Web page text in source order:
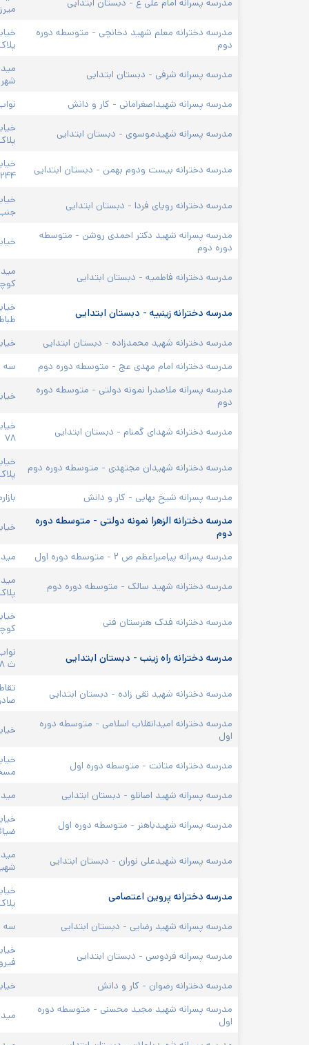
مدرسه پسرانه امام علی ع - دبستان ابتدایی
مدرسه دخترانه معلم شهید دخانچی - متوسطه دوره
دوم
پلاک
مدرسه پسرانه شرفی - دبستان ابتدایی
مدرسه پسرانه شهیداصغرامانی - کار و دانش
مدرسه پسرانه شهیدموسوی - دبستان ابتدایی
پلاک۳/
مدرسه دخترانه بیست ودوم بهمن - دبستان ابتدایی
۲۴۴
مدرسه دخترانه رویای فردا - دبستان ابتدایی
مدرسه پسرانه شهید دکتر احمدی روشن - متوسطه
دوره دوم
مدرسه دخترانه فاطمیه - دبستان ابتدایی
مدرسه دخترانه زینبیه - دبستان ابتدایی
مدرسه دخترانه شهید محمدزاده - دبستان ابتدایی
مدرسه دخترانه امام مهدی عج - متوسطه دوره دوم
سه
مدرسه پسرانه ملاصدرا نمونه دولتی - متوسطه دوره
دوم
مدرسه دخترانه شهدای گمنام - دبستان ابتدایی
۷۸
مدرسه دخترانه شهیدان مجتهدی - متوسطه دوره دوم
مدرسه پسرانه شیخ بهایی - کار و دانش
مدرسه دخترانه الزهرا نمونه دولتی - متوسطه دوره
دوم
مدرسه پسرانه پیامبراعظم ص ۲ - متوسطه دوره اول
مدرسه دخترانه شهید سالک - متوسطه دوره دوم پلاک
مدرسه دخترانه فدک هنرستان فنی
مدرسه دخترانه راه زینب - دبستان ابتدایی
ث ۲۳۹۸
مدرسه دخترانه شهید نقی زاده - دبستان ابتدایی
مدرسه دخترانه امیدانقلاب اسلامی - متوسطه دوره
اول
مدرسه دخترانه متانت - متوسطه دوره اول
مدرسه پسرانه شهید اصانلو - دبستان ابتدایی
مدرسه پسرانه شهیدباهنر - متوسطه دوره اول
مدرسه پسرانه شهیدعلی نوران - دبستان ابتدایی
مدرسه دخترانه پروین اعتصامی
مدرسه پسرانه شهید رضایی - دبستان ابتدایی
سه
مدرسه پسرانه فردوسی - دبستان ابتدایی
مدرسه دخترانه رضوان - کار و دانش
مدرسه پسرانه شهید مجید محسنی - متوسطه دوره
اول